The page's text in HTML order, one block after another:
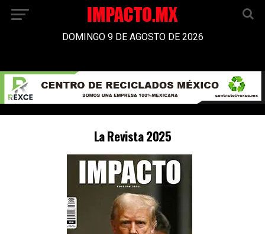
DOMINGO 9 DE AGOSTO DE 2026
La Revista 2025